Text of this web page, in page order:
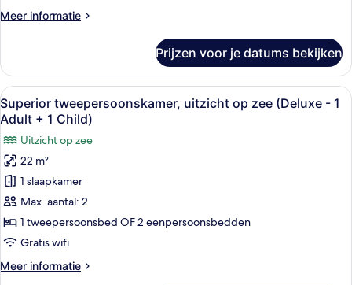
Meer informatie
Meer
tweepersoonskamer,
uitzicht
op
zee
Prijzen voor je datums bekijken
Alle
foto's
voor
Superior
tweepersoonskamer,
uitzicht
op
zee
(Deluxe
-
1
Een moderne hotelkamer met een
12
Superior tweepersoonskamer, uitzicht op zee (Deluxe - 1
Adult + 1 Child)
Uitzicht op zee
22 m²
1 slaapkamer
Max. aantal: 2
1 tweepersoonsbed OF 2 eenpersoonsbedden
Gratis wifi
Meer informatie
Meer